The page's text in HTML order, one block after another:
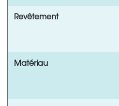
Revêtement
Matériau